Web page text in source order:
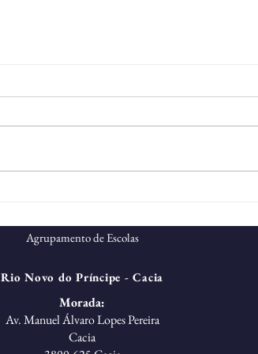
Agrupamento de Escolas
Rio Novo do Príncipe - Cacia
Morada:
Av. Manuel Álvaro Lopes Pereira
Cacia